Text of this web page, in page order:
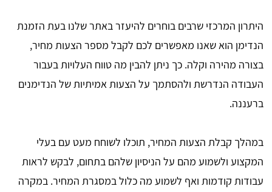
היתרון המרכזי שרבים בוחרים להיעזר באתר שלנו בעת הזמנת
הנדימן הוא שאנו מאפשרים לכם לקבל מספר הצעות מחיר,
בצורה מהירה וקלה. כך ניתן להבין מה טווח העלויות בעבור
העבודה הנדרשת ולהסתמך על הצעות אמיתיות של הנדימנים
ברעננה.
במהלך קבלת הצעות המחיר, תוכלו לשוחח מעט עם בעלי
המקצוע ולשמוע מהם על הניסיון שלהם בתחום, לבקש לראות
עבודות קודמות ואף לשמוע מה כלול במסגרת המחיר. במקרה